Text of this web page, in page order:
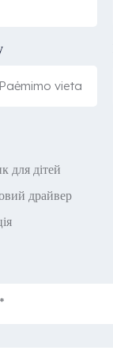
для дітей
драйвер